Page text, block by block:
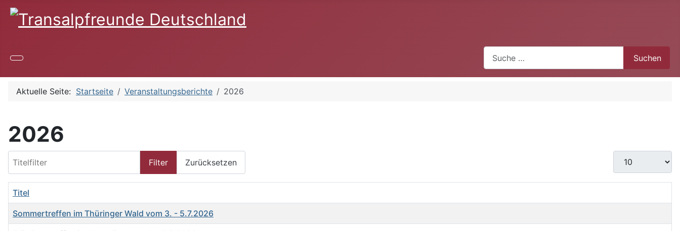
Suchen
Aktuelle Seite: Startseite Veranstaltungsberichte 2026
2026
Filter Zurücksetzen
Anzeige #
Titel
Sommertreffen im Thüringer Wald vom 3. - 5.7.2026